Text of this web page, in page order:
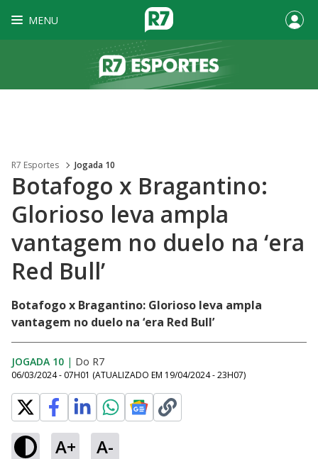
MENU
R7 Esportes Jogada 10
Botafogo x Bragantino:
Glorioso leva ampla
vantagem no duelo na ‘era
Red Bull’
Botafogo x Bragantino: Glorioso leva ampla
vantagem no duelo na ‘era Red Bull’
JOGADA 10 | Do R7
06/03/2024 - 07H01 (ATUALIZADO EM 19/04/2024 - 23H07)
A+ A-